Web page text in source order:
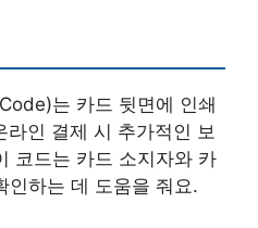
는 카드 뒷면에 인쇄
인 결제 시 추가적인 보
코드는 카드 소지자와 카
인하는 데 도움을 줘요.